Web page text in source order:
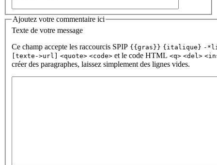
Ajoutez votre commentaire ici
Texte de votre message
Ce champ accepte les raccourcis SPIP {{gras}} {italique} -
[texte->url]
<quote> <code> et le code HTML <q> <del>
créer des paragraphes, laissez simplement des lignes vides.